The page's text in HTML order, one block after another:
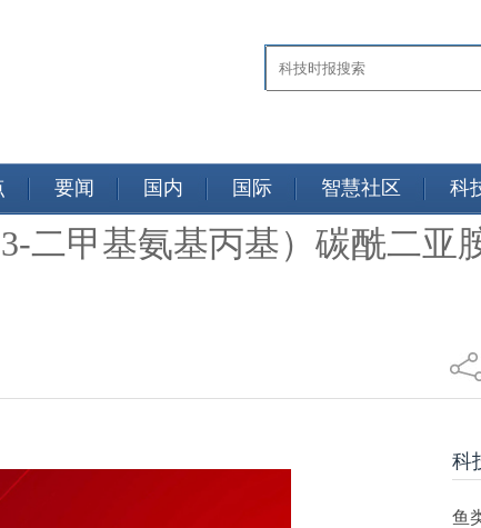
要闻 国内 国际 智慧社区 科
3-二甲基氨基丙基）碳酰二亚
科
鱼